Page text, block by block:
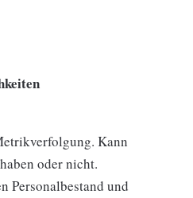
Kann
oder nicht.
Personalbestand und